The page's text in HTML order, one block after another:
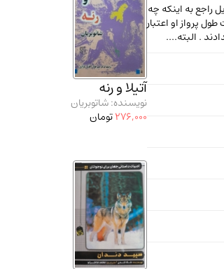
راجع به اینکه چه
پرواز او اعتبار
. البته....
آتیلا و رنه
نویسنده: شاتوبریان
276,000تومان